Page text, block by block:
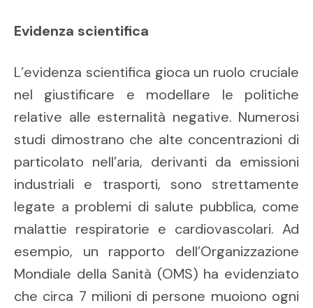
Evidenza scientifica
L’evidenza scientifica gioca un ruolo cruciale
nel giustificare e modellare le politiche
relative alle esternalità negative. Numerosi
studi dimostrano che alte concentrazioni di
particolato nell’aria, derivanti da emissioni
industriali e trasporti, sono strettamente
legate a problemi di salute pubblica, come
malattie respiratorie e cardiovascolari. Ad
esempio, un rapporto dell’Organizzazione
Mondiale della Sanità (OMS) ha evidenziato
che circa 7 milioni di persone muoiono ogni